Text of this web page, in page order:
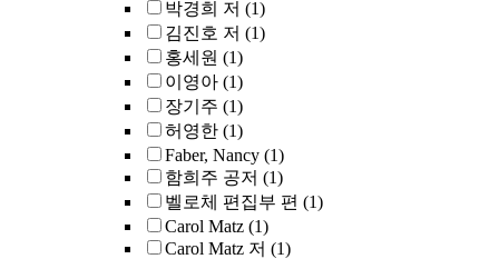
박경희 저 (1)
김진호 저 (1)
홍세원 (1)
이영아 (1)
장기주 (1)
허영한 (1)
Faber, Nancy (1)
함희주 공저 (1)
벨로체 편집부 편 (1)
Carol Matz (1)
Carol Matz 저 (1)